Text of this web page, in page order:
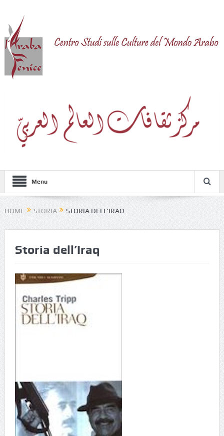
Menu
HOME STORIA STORIA DELL’IRAQ
Storia dell’Iraq